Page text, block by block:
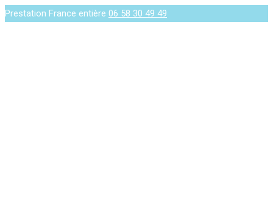
Prestation France entière 06 58 30 49 49